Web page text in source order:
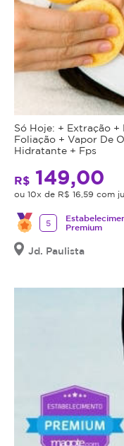
Só Hoje: + Extração
Foliação + Vapor De
Hidratante + Fps
R$ 149,00
ou 10x de R$ 16,59 com
5
Premium
Jd. Paulista